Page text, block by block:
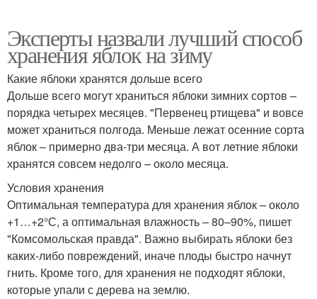
Эксперты назвали лучший способ
хранения яблок на зиму
Какие яблоки хранятся дольше всего
Дольше всего могут храниться яблоки зимних сортов –
порядка четырех месяцев. "Первенец ртищева" и вовсе
может храниться полгода. Меньше лежат осенние сорта
яблок – примерно два-три месяца. А вот летние яблоки
хранятся совсем недолго – около месяца.
Условия хранения
Оптимальная температура для хранения яблок – около
+1…+2°С, а оптимальная влажность – 80–90%, пишет
"Комсомольская правда". Важно выбирать яблоки без
каких-либо повреждений, иначе плоды быстро начнут
гнить. Кроме того, для хранения не подходят яблоки,
которые упали с дерева на землю.